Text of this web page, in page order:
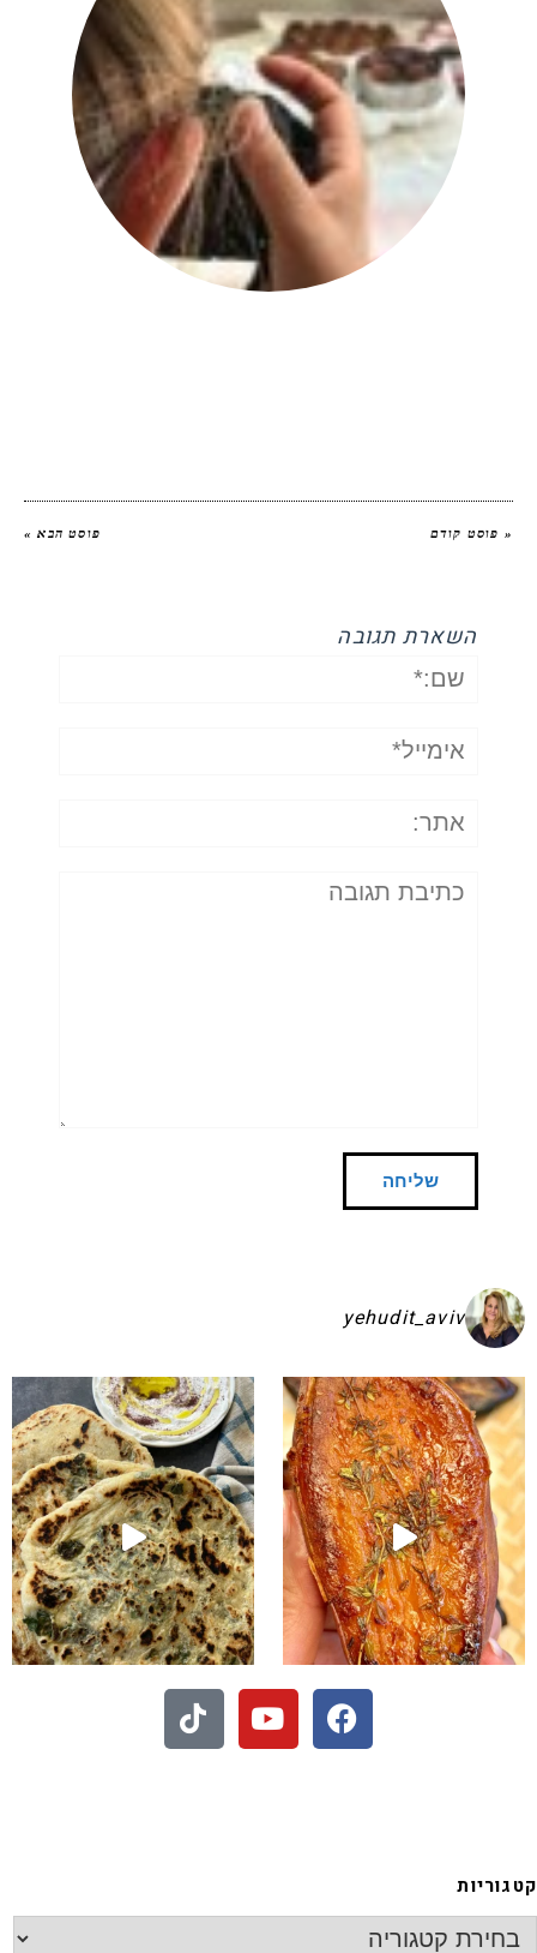
« פוסט קודם פוסט הבא »
השארת תגובה
שם:*
אימייל*
אתר:
תגובה
yehudit_aviv
בפיתות היסטריות
- חיתוכיות ריבה וקוקוס
קטגוריות